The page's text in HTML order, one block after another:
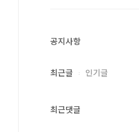
공지사항
최근글 인기글
최근댓글